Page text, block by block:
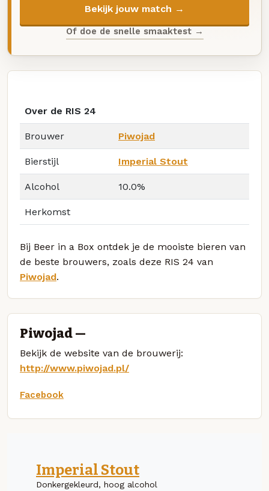
Bekijk jouw match →
Of doe de snelle smaaktest →
Over de RIS 24
Brouwer Piwojad
Bierstijl Imperial Stout
Alcohol 10.0%
Herkomst
Bij Beer in a Box ontdek je de mooiste bieren van
de beste brouwers, zoals deze RIS 24 van
Piwojad.
Piwojad —
Bekijk de website van de brouwerij:
http://www.piwojad.pl/
Facebook
Imperial Stout
Donkergekleurd, hoog alcohol